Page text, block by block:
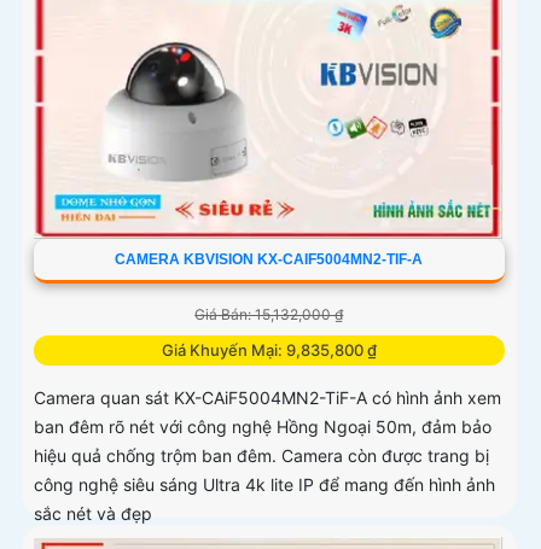
CAMERA KBVISION KX-CAIF5004MN2-TIF-A
Giá Bán: 15,132,000 ₫
Giá Khuyến Mại: 9,835,800 ₫
Camera quan sát KX-CAiF5004MN2-TiF-A có hình ảnh xem
ban đêm rõ nét với công nghệ Hồng Ngoại 50m, đảm bảo
hiệu quả chống trộm ban đêm. Camera còn được trang bị
công nghệ siêu sáng Ultra 4k lite IP để mang đến hình ảnh
sắc nét và đẹp